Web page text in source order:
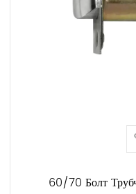
60/70 Болт